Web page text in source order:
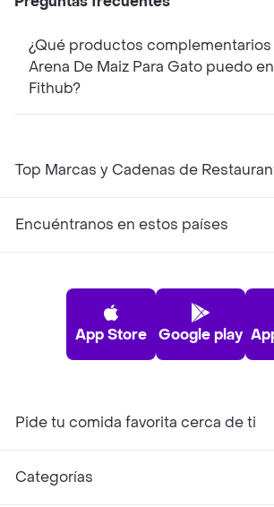
¿Qué productos complementarios a
Arena De Maiz Para Gato puedo encontrar en
Fithub?
Top Marcas y Cadenas de
Encuéntranos en estos países
App Store Google play
Pide tu comida favorita cerca de ti
Categorías